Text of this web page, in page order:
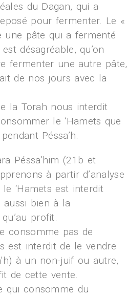
du Dagan, qui a
pour fermenter. Le «
une pâte qui a fermenté
désagréable, qu’on
fermenter une autre pâte,
de nos jours avec la
la Torah nous interdit
le ‘Hamets que
Péssa’h.
Péssa’him (21b et
à partir d’analyse
‘Hamets est interdit
aussi bien à la
profit.
consomme pas de
est interdit de le vendre
à un non-juif ou autre,
de cette vente.
qui consomme du